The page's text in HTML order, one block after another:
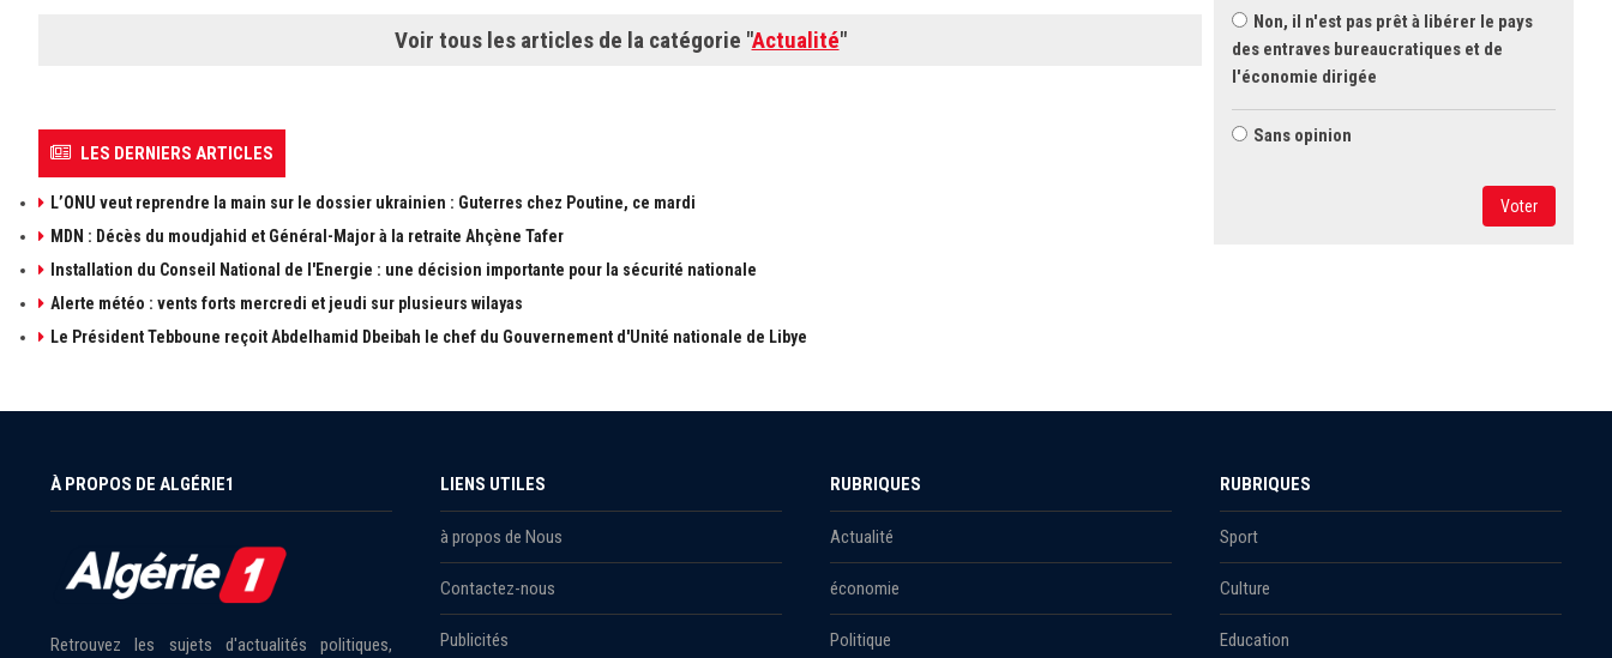
Voir tous les articles de la catégorie "Actualité"
LES DERNIERS ARTICLES
L’ONU veut reprendre la main sur le dossier ukrainien : Guterres chez Poutine, ce mardi
MDN : Décès du moudjahid et Général-Major à la retraite Ahçène Tafer
Installation du Conseil National de l'Energie : une décision importante pour la sécurité nationale
Alerte météo : vents forts mercredi et jeudi sur plusieurs wilayas
Le Président Tebboune reçoit Abdelhamid Dbeibah le chef du Gouvernement d'Unité nationale de Libye
Non, il n'est pas prêt à libérer le pays
des entraves bureaucratiques et de
l'économie dirigée
Sans opinion
Voter
À PROPOS DE ALGÉRIE1
Retrouvez les sujets d'actualités politiques,
LIENS UTILES
à propos de Nous
Contactez-nous
Publicités
RUBRIQUES
Actualité
économie
Politique
RUBRIQUES
Sport
Culture
Education